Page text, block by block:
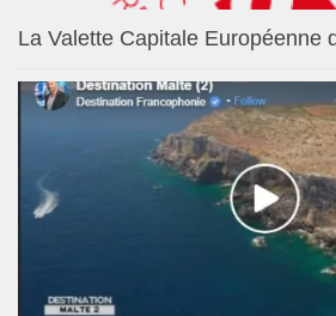
La Valette Capitale Européenne